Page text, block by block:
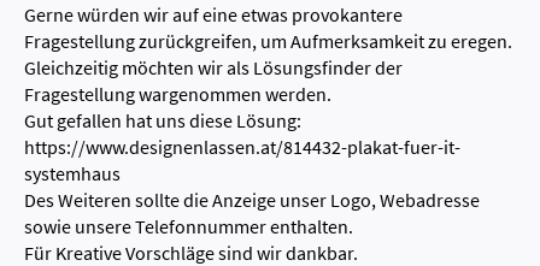
Gerne würden wir auf eine etwas provokantere
Fragestellung zurückgreifen, um Aufmerksamkeit zu eregen.
Gleichzeitig möchten wir als Lösungsfinder der
Fragestellung wargenommen werden.
Gut gefallen hat uns diese Lösung:
https://www.designenlassen.at/814432-plakat-fuer-it-
systemhaus
Des Weiteren sollte die Anzeige unser Logo, Webadresse
sowie unsere Telefonnummer enthalten.
Für Kreative Vorschläge sind wir dankbar.